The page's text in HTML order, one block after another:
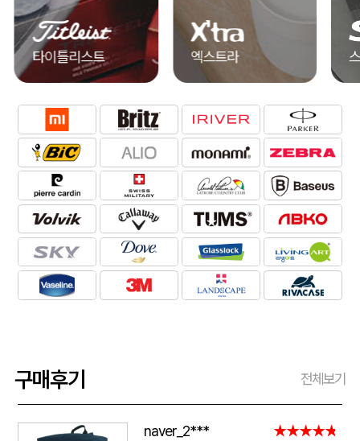
타이틀리스트 엑스트라
구매후기 전체보기
naver_2***
★★★★★